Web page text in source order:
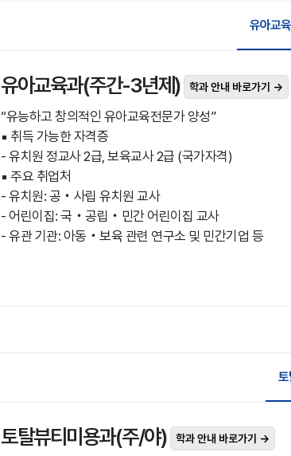
유아교
유아교육과(주간-3년제) 학과 안내 바로가기 →
“유능하고 창의적인 유아교육전문가 양성”
▪ 취득 가능한 자격증
- 유치원 정교사 2급, 보육교사 2급 (국가자격)
▪ 주요 취업처
- 유치원: 공‧사립 유치원 교사
- 어린이집: 국‧공립‧민간 어린이집 교사
- 유관 기관: 아동‧보육 관련 연구소 및 민간기업 등
토탈뷰티미용과(주/야) 학과 안내 바로가기 →